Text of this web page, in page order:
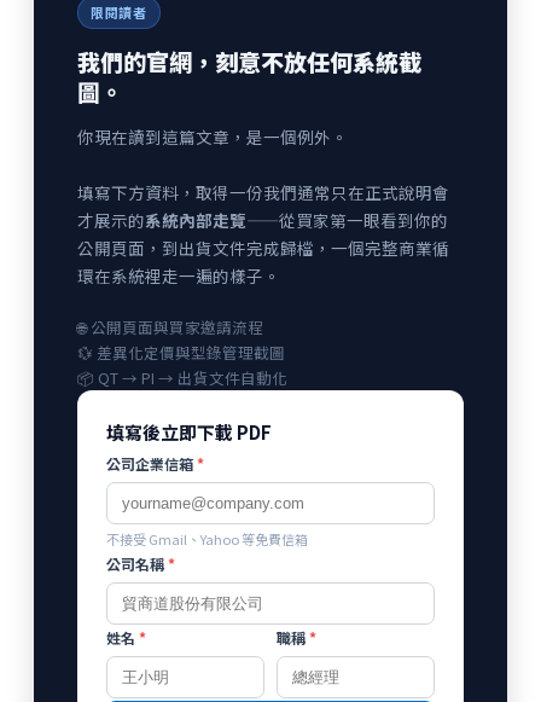
限閱讀者
我們的官網，刻意不放任何系統截
圖。
你現在讀到這篇文章，是一個例外。
填寫下方資料，取得一份我們通常只在正式說明會
才展示的系統內部走覽——從買家第一眼看到你的
公開頁面，到出貨文件完成歸檔，一個完整商業循
環在系統裡走一遍的樣子。
🌐 公開頁面與買家邀請流程
💱 差異化定價與型錄管理截圖
📦 QT → PI → 出貨文件自動化
填寫後立即下載 PDF
公司企業信箱*
不接受 Gmail、Yahoo 等免費信箱
公司名稱*
姓名 * 職稱*